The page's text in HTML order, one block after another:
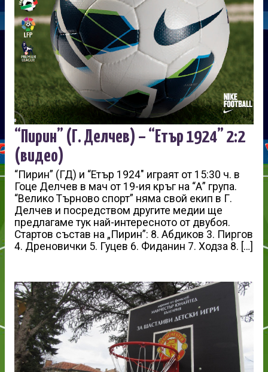
“Пирин” (Г. Делчев) – “Етър 1924” 2:2
(видео)
“Пирин” (ГД) и “Етър 1924″ играят от 15:30 ч. в
Гоце Делчев в мач от 19-ия кръг на “А” група.
“Велико Търново спорт” няма свой екип в Г.
Делчев и посредством другите медии ще
предлагаме тук най-интересното от двубоя.
Стартов състав на „Пирин”: 8. Абдиков 3. Пиргов
4. Дреновички 5. Гуцев 6. Фиданин 7. Ходза 8. […]